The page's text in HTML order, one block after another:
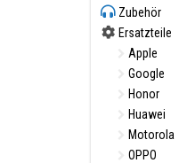
Zubehör
Ersatzteile
Apple
Google
Honor
Huawei
Motorola
OPPO